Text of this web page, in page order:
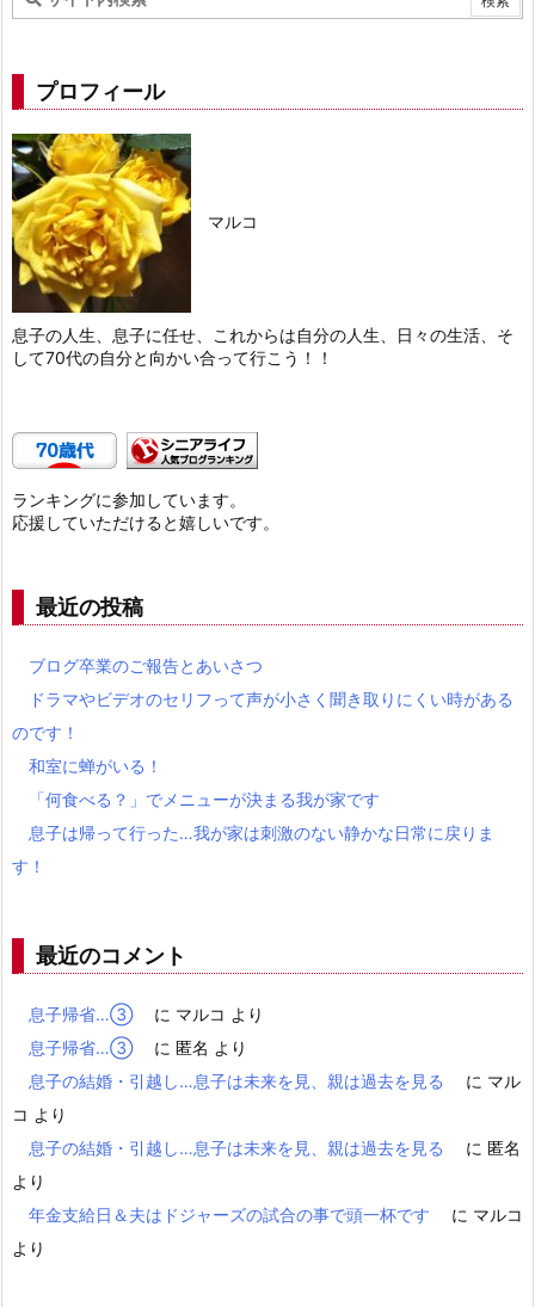
プロフィール
マルコ
息子の人生、息子に任せ、これからは自分の人生、日々の生活、そ
して70代の自分と向かい合って行こう！！
ランキングに参加しています。
応援していただけると嬉しいです。
最近の投稿
ブログ卒業のご報告とあいさつ
ドラマやビデオのセリフって声が小さく聞き取りにくい時がある
のです！
和室に蝉がいる！
「何食べる？」でメニューが決まる我が家です
息子は帰って行った…我が家は刺激のない静かな日常に戻りま
す！
最近のコメント
息子帰省…③ に マルコ より
息子帰省…③
に 匿名 より
息子の結婚・引越し…息子は未来を見、親は過去を見る
に マル
コ より
息子の結婚・引越し…息子は未来を見、親は過去を見る
に 匿名
より
年金支給日＆夫はドジャーズの試合の事で頭一杯です
に マルコ
より